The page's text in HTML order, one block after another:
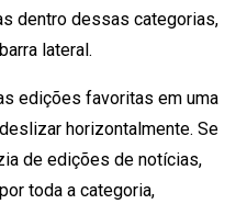
dentro dessas categorias,
lateral.
edições favoritas em uma
horizontalmente. Se
de edições de notícias,
toda a categoria,